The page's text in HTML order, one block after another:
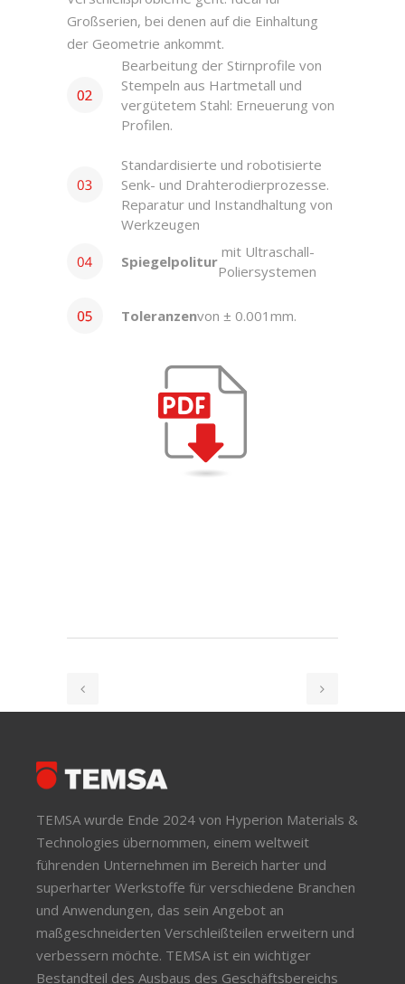
Großserien, bei denen auf die Einhaltung
der Geometrie ankommt.
Bearbeitung der Stirnprofile von
Stempeln aus Hartmetall und
vergütetem Stahl: Erneuerung von
Profilen.
Standardisierte und robotisierte
Senk- und Drahterodierprozesse.
Reparatur und Instandhaltung von
Werkzeugen
Spiegelpolitur
mit Ultraschall-
Poliersystemen
Toleranzenvon ± 0.001mm.
TEMSA wurde Ende 2024 von Hyperion Materials &
Technologies übernommen, einem weltweit
führenden Unternehmen im Bereich harter und
superharter Werkstoffe für verschiedene Branchen
und Anwendungen, das sein Angebot an
maßgeschneiderten Verschleißteilen erweitern und
verbessern möchte. TEMSA ist ein wichtiger
Bestandteil des Ausbaus des Geschäftsbereichs